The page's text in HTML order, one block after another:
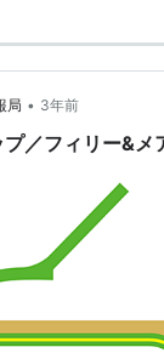
局 • 3年前
／フィリー&メ